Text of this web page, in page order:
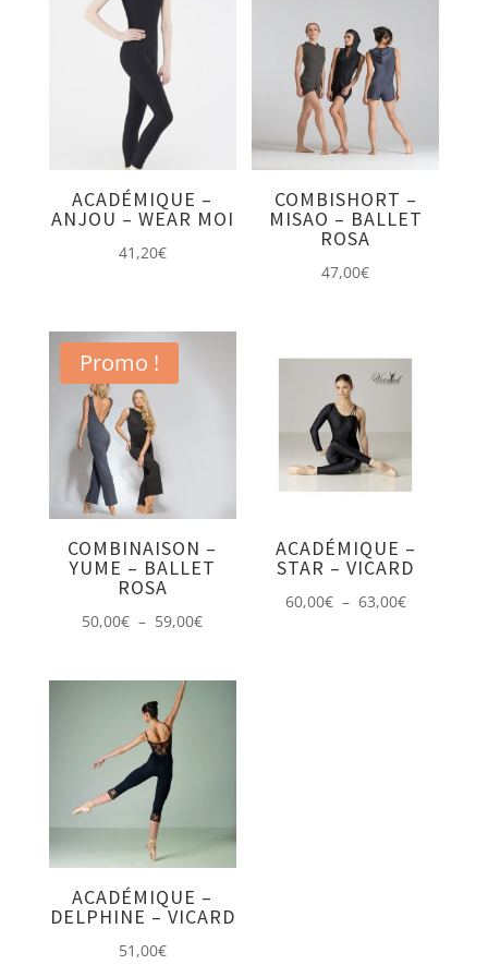
ACADÉMIQUE –
ANJOU – WEAR MOI
41,20€
COMBISHORT –
MISAO – BALLET
ROSA
47,00€
Promo !
COMBINAISON –
YUME – BALLET
ROSA
50,00€ – 59,00€Plage
prix :
ACADÉMIQUE –
STAR – VICARD
60,00€ – 63,00€Plage
ACADÉMIQUE –
DELPHINE – VICARD
51,00€